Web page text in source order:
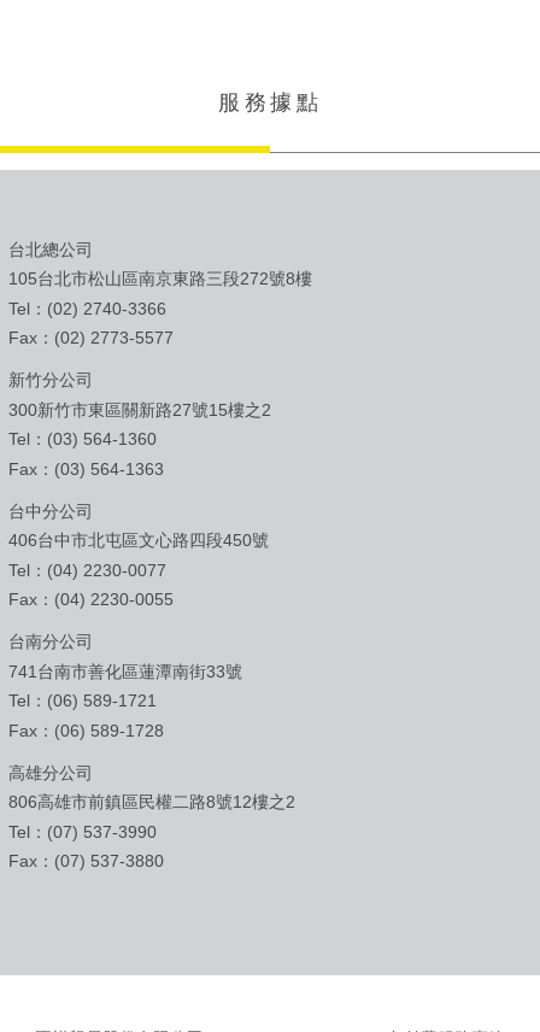
服務據點
台北總公司
105台北市松山區南京東路三段272號8樓
Tel：(02) 2740-3366
Fax：(02) 2773-5577
新竹分公司
300新竹市東區關新路27號15樓之2
Tel：(03) 564-1360
Fax：(03) 564-1363
台中分公司
406台中市北屯區文心路四段450號
Tel：(04) 2230-0077
Fax：(04) 2230-0055
台南分公司
741台南市善化區蓮潭南街33號
Tel：(06) 589-1721
Fax：(06) 589-1728
高雄分公司
806高雄市前鎮區民權二路8號12樓之2
Tel：(07) 537-3990
Fax：(07) 537-3880